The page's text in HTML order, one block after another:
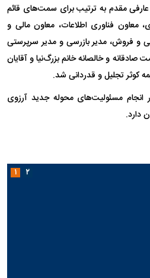
مقدم به ترتیب برای سمت‌های قائم
معاون فناوری اطلاعات، معاون مالی و
و فروش، مدیر بازرسی و مدیر سرپرستی
صادقانه و خالصانه خانم بزرگ‌نیا و آقایان
کوثر تجلیل و قدردانی شد.
انجام مسئولیت‌های محوله جدید آرزوی
دارد.
۱ ۲